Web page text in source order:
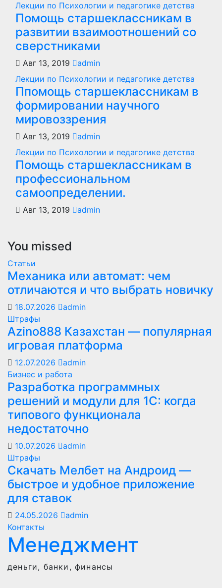
Лекции по Психологии и педагогике детства
Помощь старшеклассникам в
развитии взаимоотношений со
сверстниками
Авг 13, 2019
admin
Лекции по Психологии и педагогике детства
Ппомощь старшеклассникам в
формировании научного
мировоззрения
Авг 13, 2019
admin
Лекции по Психологии и педагогике детства
Помощь старшеклассникам в
профессиональном
самоопределении.
Авг 13, 2019 admin
You missed
Статьи
Механика или автомат: чем
отличаются и что выбрать новичку
18.07.2026
admin
Штрафы
Azino888 Казахстан — популярная
игровая платформа
12.07.2026
admin
Бизнес и работа
Разработка программных
решений и модули для 1С: когда
типового функционала
недостаточно
10.07.2026
admin
Штрафы
Скачать Мелбет на Андроид —
быстрое и удобное приложение
для ставок
24.05.2026
admin
Контакты
Менеджмент
деньги, банки, финансы